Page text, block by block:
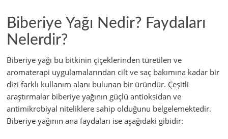
Biberiye Yağı Nedir? Faydaları
Nelerdir?
Biberiye yağı bu bitkinin çiçeklerinden türetilen ve
aromaterapi uygulamalarından cilt ve saç bakımına kadar bir
dizi farklı kullanım alanı bulunan bir üründür. Çeşitli
araştırmalar biberiye yağının güçlü antioksidan ve
antimikrobiyal niteliklere sahip olduğunu belgelemektedir.
Biberiye yağının ana faydaları ise aşağıdaki gibidir: